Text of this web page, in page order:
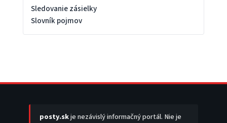
Sledovanie zásielky
Slovník pojmov
posty.skje nezávislý informačný portál. Nie je